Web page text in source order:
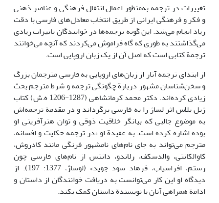
تغییرات در ترجمه به‌منظور اعمال انتقال فرهنگی و عناصر ذهنی
و فکر و فرهنگی ایرانی از طریق انتخاب معادل‌های فارسی با دقت
زیاد انجام می‌شد. این گونه ترجمه‌ها در خوانندگان تاثیرات زیادی
می‌گذاشتند به طوری که گاه فراموش می‌کردند که آنچه می‌خوانند
ترجمة کتابی است که اصل آن از یک زبان اروپایی است.
از ابتدای ترجمه آثار از ز‌بان‌های اروپایی به فارسی مترجمان بزرگ
و سخن‌شناسان مشهور دربارة چگونگی ترجمه و شرط مترجم بحث
زیادی‌ کرده‌اند. دکتر محمد کرمانشاهی (1287-1206 ه.ش) کتاب
ژیل بلاس اثر لساژ را به فارسی برگرداند و در مقدمة ترجمه‌اش
به موضوع جالبی که بیانگر خلاقیت ذوقی و توان هنرآفرینی او
بوده اشاره کرده ‌است. به عقیدة او «در ترجمه حکایت و افسانه،
مترجم می‌تواند به جای نام‌های نامشهور فرنگی مانند کادروش،
کاوالکانتی،‌ والدسکف،‌ رلاندو، دانتس از نام‌های فارسی چون
رستم، افراسیاب، فرهاد سود جوید» (لوساژ، 1377: 197). از
دیدگاه او این کار می‌توانست به دریافت خوانندگان از داستان و
ادامة همراهی آنان با نویسندة داستان کمک بکند.